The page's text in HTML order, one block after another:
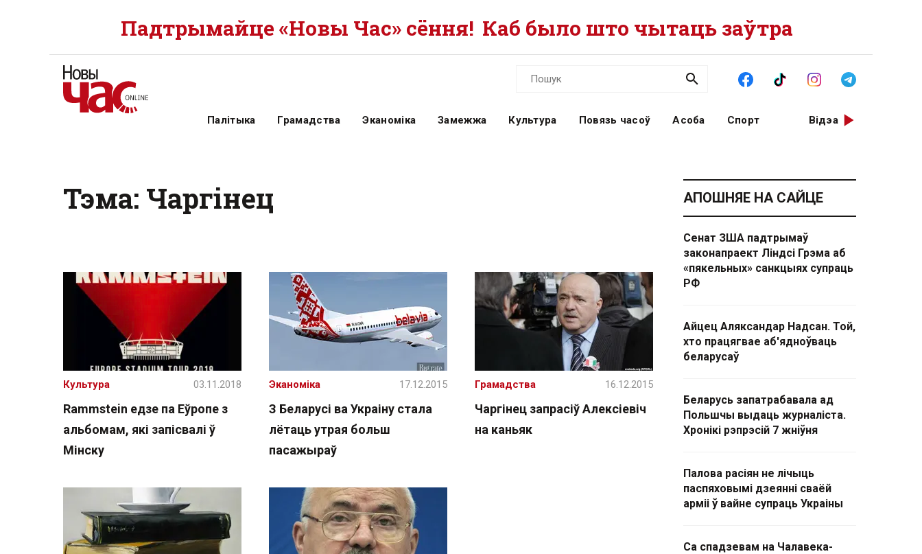
Падтрымайце «Новы Час» сёння! Каб было што чытаць заўтра
Палітыка Грамадства Эканоміка Замежжа Культура Повязь часоў Асоба Спорт Відэа
Тэма: Чаргінец
Rammstein едзе па Еўропе з
альбомам, які запісвалі ў
Мінску
Культура 03.11.2018
З Беларусі ва Украіну стала
лётаць утрая больш
пасажыраў
Эканоміка 17.12.2015
Чаргінец запрасіў Алексіевіч
на каньяк
Грамадства 16.12.2015
АПОШНЯЕ НА САЙЦЕ
Сенат ЗША падтрымаў
законапраект Ліндсі Грэма аб
«пякельных» санкцыях супраць
РФ
Айцец Аляксандар Надсан. Той,
хто працягвае аб'ядноўваць
беларусаў
Беларусь запатрабавала ад
Польшчы выдаць журналіста.
Хронікі рэпрэсій 7 жніўня
Палова расіян не лічыць
паспяховымі дзеянні сваёй
арміі ў вайне супраць Украіны
Са спадзевам на Чалавека-